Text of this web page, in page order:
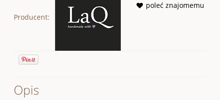
Producent:
poleć znajomemu
Opis